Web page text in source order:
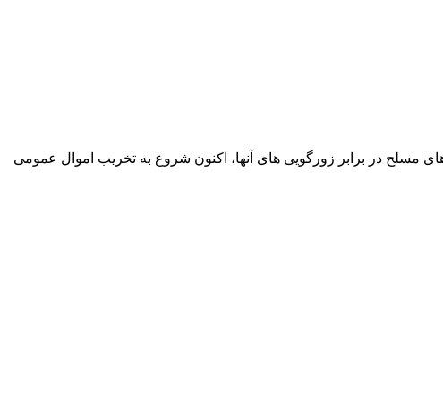
مسلح در برابر زورگویی های آنها، اکنون شروع به تخریب اموال عمومی